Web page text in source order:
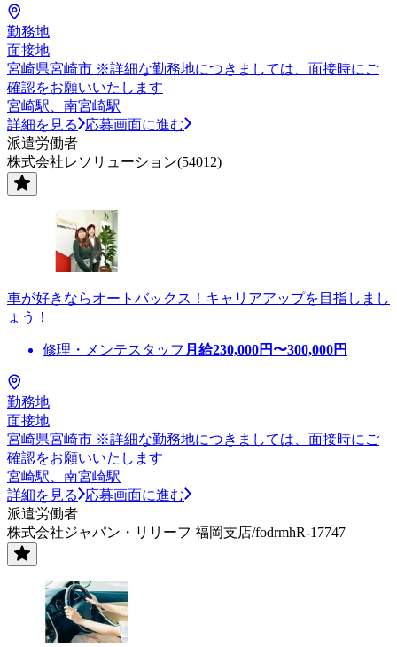
勤務地
面接地
宮崎県宮崎市 ※詳細な勤務地につきましては、面接時にご
確認をお願いいたします
宮崎駅、南宮崎駅
詳細を見る
応募画面に進む
派遣労働者
株式会社レソリューション(54012)
車が好きならオートバックス！キャリアアップを目指しまし
ょう！
修理・メンテスタッフ 月給230,000円〜300,000円
勤務地
面接地
宮崎県宮崎市 ※詳細な勤務地につきましては、面接時にご
確認をお願いいたします
宮崎駅、南宮崎駅
詳細を見る
応募画面に進む
派遣労働者
株式会社ジャパン・リリーフ 福岡支店/fodrmhR-17747